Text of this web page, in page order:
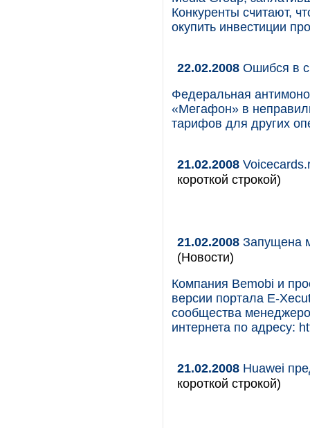
Конкуренты считают,
окупить инвестиции
22.02.2008 Ошибся в
Федеральная
«Мегафон» в
тарифов для других
21.02.2008
короткой строкой)
21.02.2008 Запущена
(Новости)
Компания Bemobi и
версии портала E-
сообщества
интернета по адресу:
21.02.2008 Huawei
короткой строкой)